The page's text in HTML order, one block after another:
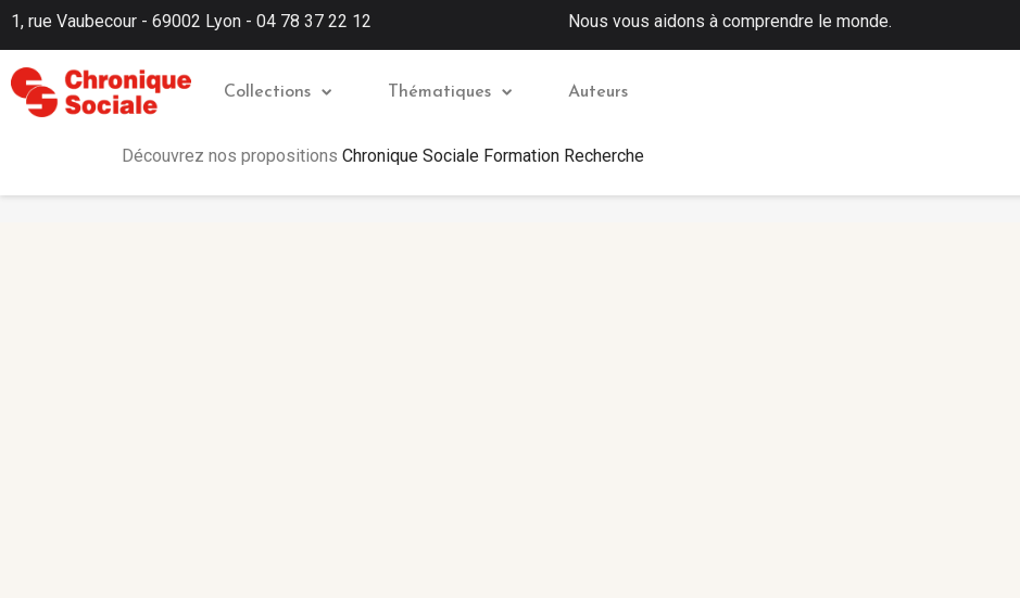
1, rue Vaubecour - 69002 Lyon - 04 78 37 22 12 Nous vous aidons à comprendre le monde.
Collections Thématiques Auteurs
Découvrez nos propositions Chronique Sociale Formation Recherche